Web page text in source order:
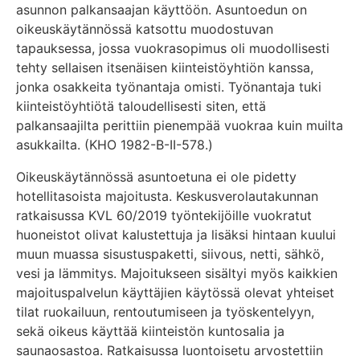
asunnon palkansaajan käyttöön. Asuntoedun on
oikeuskäytännössä katsottu muodostuvan
tapauksessa, jossa vuokrasopimus oli muodollisesti
tehty sellaisen itsenäisen kiinteistöyhtiön kanssa,
jonka osakkeita työnantaja omisti. Työnantaja tuki
kiinteistöyhtiötä taloudellisesti siten, että
palkansaajilta perittiin pienempää vuokraa kuin muilta
asukkailta. (KHO 1982-B-II-578.)
Oikeuskäytännössä asuntoetuna ei ole pidetty
hotellitasoista majoitusta. Keskusverolautakunnan
ratkaisussa KVL 60/2019 työntekijöille vuokratut
huoneistot olivat kalustettuja ja lisäksi hintaan kuului
muun muassa sisustuspaketti, siivous, netti, sähkö,
vesi ja lämmitys. Majoitukseen sisältyi myös kaikkien
majoituspalvelun käyttäjien käytössä olevat yhteiset
tilat ruokailuun, rentoutumiseen ja työskentelyyn,
sekä oikeus käyttää kiinteistön kuntosalia ja
saunaosastoa. Ratkaisussa luontoisetu arvostettiin